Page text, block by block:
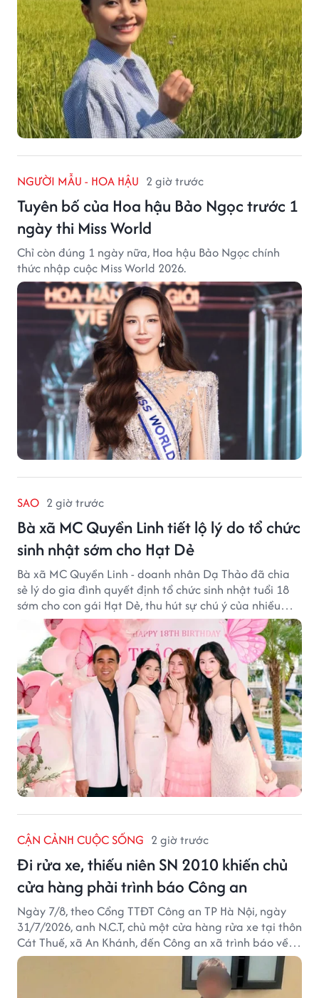
NGƯỜI MẪU - HOA HẬU 2 giờ trước
Tuyên bố của Hoa hậu Bảo Ngọc trước 1
ngày thi Miss World
Chỉ còn đúng 1 ngày nữa, Hoa hậu Bảo Ngọc chính
thức nhập cuộc Miss World 2026.
SAO 2 giờ trước
Bà xã MC Quyền Linh tiết lộ lý do tổ chức
sinh nhật sớm cho Hạt Dẻ
Bà xã MC Quyền Linh - doanh nhân Dạ Thảo đã chia
sẻ lý do gia đình quyết định tổ chức sinh nhật tuổi 18
sớm cho con gái Hạt Dẻ, thu hút sự chú ý của nhiều
người hâm mộ.
CẬN CẢNH CUỘC SỐNG 2 giờ trước
Đi rửa xe, thiếu niên SN 2010 khiến chủ
cửa hàng phải trình báo Công an
Ngày 7/8, theo Cổng TTĐT Công an TP Hà Nội, ngày
31/7/2026, anh N.C.T, chủ một cửa hàng rửa xe tại thôn
Cát Thuế, xã An Khánh, đến Công an xã trình báo về
việc bị mất trộm chiếc xe máy Honda Wave. Trong cốp
xe còn có nhiều giấy tờ cá nhân và khoảng 1,2 triệu